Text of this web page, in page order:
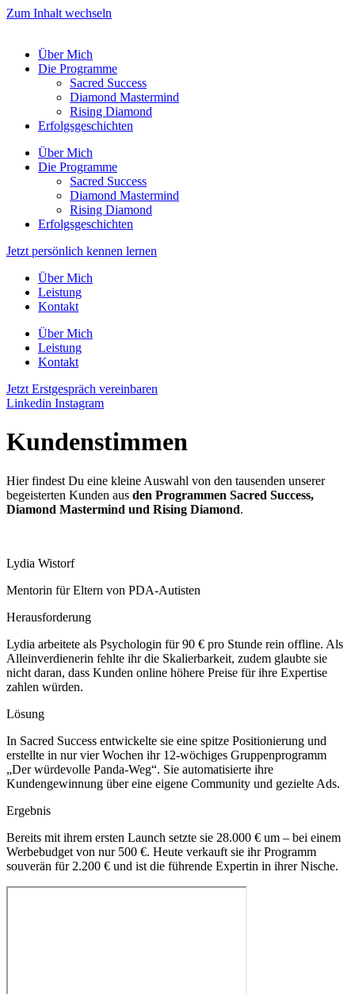
Zum Inhalt wechseln
Über Mich
Die Programme
Sacred Success
Diamond Mastermind
Rising Diamond
Erfolgsgeschichten
Über Mich
Die Programme
Sacred Success
Diamond Mastermind
Rising Diamond
Erfolgsgeschichten
Jetzt persönlich kennen lernen
Über Mich
Leistung
Kontakt
Über Mich
Leistung
Kontakt
Jetzt Erstgespräch vereinbaren
Linkedin Instagram
Kundenstimmen
Hier findest Du eine kleine Auswahl von den tausenden unserer
begeisterten Kunden aus den Programmen Sacred Success,
Diamond Mastermind und Rising Diamond.
Lydia Wistorf
Mentorin für Eltern von PDA-Autisten
Herausforderung
Lydia arbeitete als Psychologin für 90 € pro Stunde rein offline. Als
Alleinverdienerin fehlte ihr die Skalierbarkeit, zudem glaubte sie
nicht daran, dass Kunden online höhere Preise für ihre Expertise
zahlen würden.
Lösung
In Sacred Success entwickelte sie eine spitze Positionierung und
erstellte in nur vier Wochen ihr 12-wöchiges Gruppenprogramm
„Der würdevolle Panda-Weg“. Sie automatisierte ihre
Kundengewinnung über eine eigene Community und gezielte Ads.
Ergebnis
Bereits mit ihrem ersten Launch setzte sie 28.000 € um – bei einem
Werbebudget von nur 500 €. Heute verkauft sie ihr Programm
souverän für 2.200 € und ist die führende Expertin in ihrer Nische.